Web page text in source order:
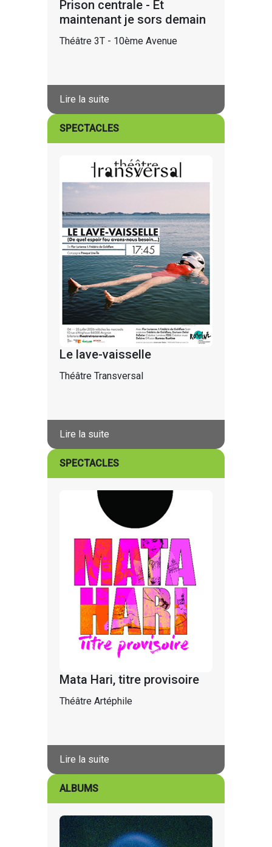
Prison centrale - Et
maintenant je sors demain
Théâtre 3T - 10ème Avenue
Lire la suite
SPECTACLES
Le lave-vaisselle
Théâtre Transversal
Lire la suite
SPECTACLES
Mata Hari, titre provisoire
Théâtre Artéphile
Lire la suite
ALBUMS